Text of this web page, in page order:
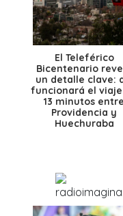
El Teleférico
Bicentenario
un detalle clave:
funcionará el
13 minutos entre
Providencia y
Huechuraba